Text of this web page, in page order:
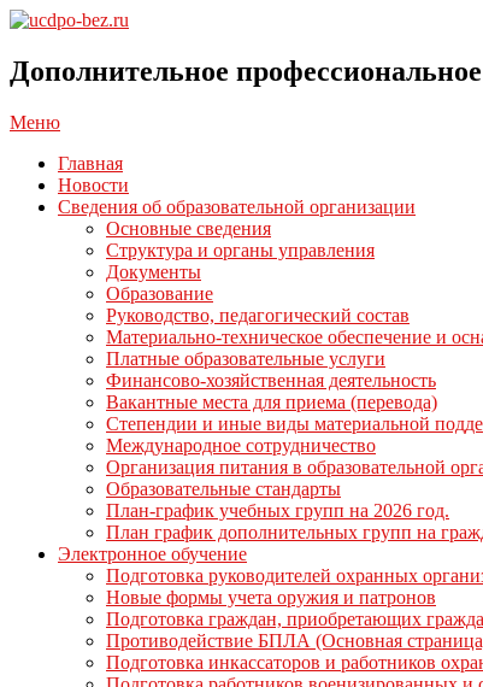
Перейти
содержимому
bez.ru
Дополнительное
Главное
меню
Меню
Главная
Новости
Сведения об образовательной организации
Основные сведения
Структура и органы управления
Документы
Образование
Руководство, педагогический состав
Материально-техническое обеспечение и
Платные образовательные услуги
Финансово-хозяйственная деятельность
Вакантные места для приема (перевода)
Степендии и иные виды материальной
Международное сотрудничество
Организация питания в образовательной
Образовательные стандарты
План-график учебных групп на 2026 год.
План график дополнительных групп на
Электронное обучение
Подготовка руководителей охранных
Новые формы учета оружия и патронов
Подготовка граждан, приобретающих
Противодействие БПЛА (Основная
Подготовка инкассаторов и работников